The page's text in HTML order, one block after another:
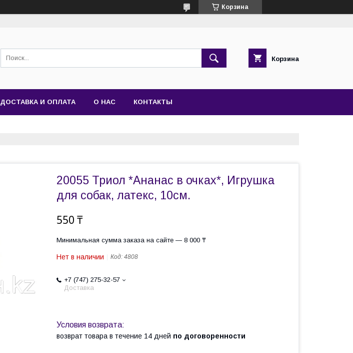
Корзина
Корзина
ДОСТАВКА И ОПЛАТА О НАС КОНТАКТЫ
20055 Триол *Ананас в очках*, Игрушка
для собак, латекс, 10см.
550 ₸
Минимальная сумма заказа на сайте — 8 000 ₸
Нет в наличии Код: 4808
+7 (747) 275-32-57
Доставка
возврат товара в течение 14 дней по договоренности